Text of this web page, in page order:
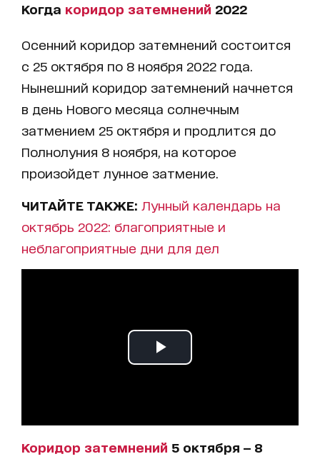
Когда коридор затемнений 2022
Осенний коридор затемнений состоится
с 25 октября по 8 ноября 2022 года.
Нынешний коридор затемнений начнется
в день Нового месяца солнечным
затмением 25 октября и продлится до
Полнолуния 8 ноября, на которое
произойдет лунное затмение.
ЧИТАЙТЕ ТАКЖЕ: Лунный календарь на
октябрь 2022: благоприятные и
неблагоприятные дни для дел
Коридор затемнений 5 октября — 8